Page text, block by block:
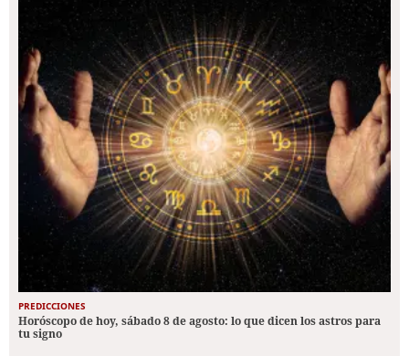
PREDICCIONES
Horóscopo de hoy, sábado 8 de agosto: lo que dicen los astros para
tu signo